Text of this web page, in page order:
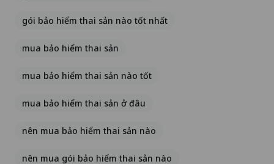
gói bảo hiểm thai sản nào tốt nhất
mua bảo hiểm thai sản
mua bảo hiểm thai sản nào tốt
mua bảo hiểm thai sản ở đâu
nên mua bảo hiểm thai sản nào
nên mua gói bảo hiểm thai sản nào